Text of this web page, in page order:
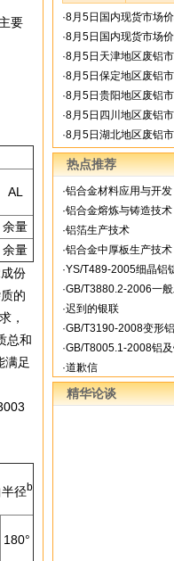
要
AL
余量
余量
份
的
，
总和
满足
径b
180°
·8月5日国内现货市场价
·8月5日国内现货市场价
·8月5日天津地区废铝
·8月5日保定地区废铝
·8月5日贵阳地区废铝
·8月5日四川地区废铝
·8月5日湖北地区废铝
热点推荐
·铝合金材料应用与开发
·铝合金熔炼与铸造技术
·铝箔生产技术
·铝合金中厚板生产技术
·YS/T489-2005细晶铝
·GB/T3880.2-2006一
·迟到的银联
·GB/T3190-2008变形
·GB/T8005.1-2008铝
·道歉信
精华论谈